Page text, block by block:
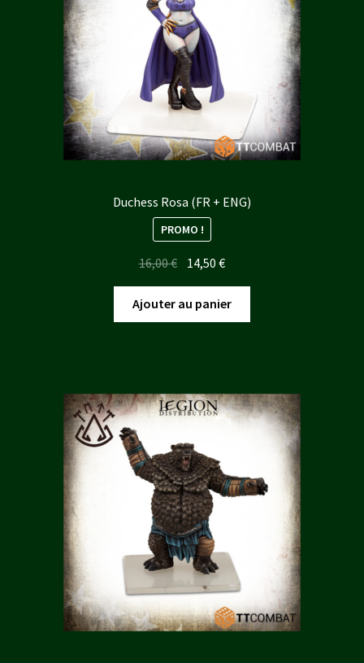
Duchess Rosa (FR + ENG)
PROMO !
16,00€ Le
initial
était :
14,50€Le
actuel
est :
Ajouter au panier